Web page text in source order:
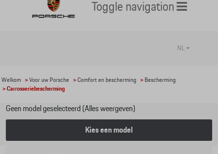
Toggle navigation
NL
Welkom >Voor uw Porsche >Comfort en bescherming > Bescherming
> Carrosseriebescherming
Geen model geselecteerd (Alles weergeven)
Kies een model